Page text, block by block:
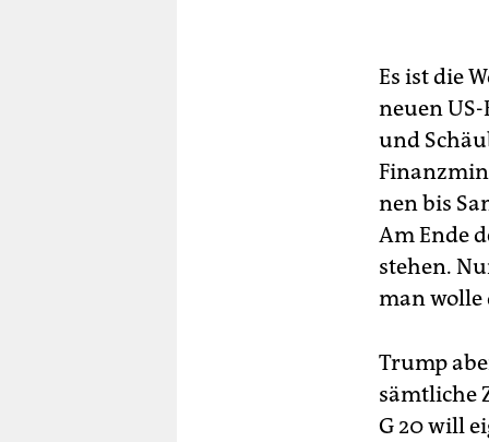
Es ist die
neuen
und
nen bis
Am Ende
stehen.
man wolle
Trump
sämtliche
G 20 will